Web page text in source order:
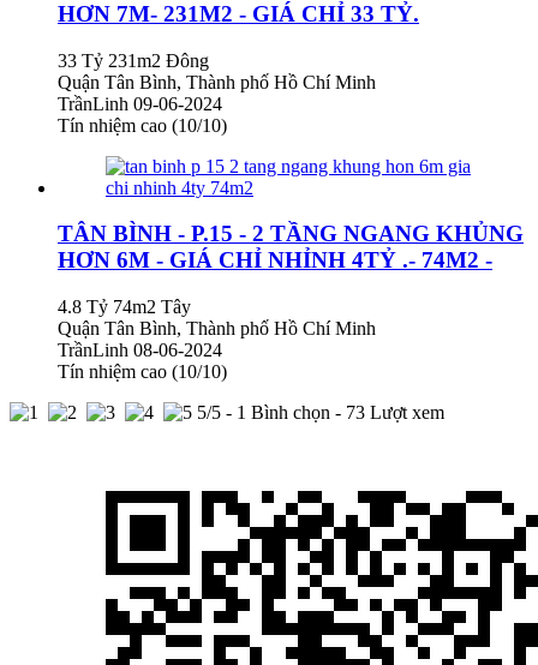
HƠN 7M- 231M2 - GIÁ CHỈ 33 TỶ.
33 Tỷ 231m2 Đông
Quận Tân Bình, Thành phố Hồ Chí Minh
TrầnLinh 09-06-2024
Tín nhiệm cao (10/10)
TÂN BÌNH - P.15 - 2 TẦNG NGANG KHỦNG
HƠN 6M - GIÁ CHỈ NHỈNH 4TỶ .- 74M2 -
4.8 Tỷ 74m2 Tây
Quận Tân Bình, Thành phố Hồ Chí Minh
TrầnLinh 08-06-2024
Tín nhiệm cao (10/10)
5/5 - 1 Bình chọn - 73 Lượt xem